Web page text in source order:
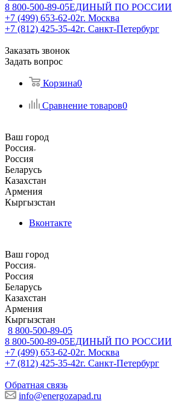
8 800-500-89-05ЕДИНЫЙ ПО РОССИИ
+7 (499) 653-62-02г. Москва
+7 (812) 425-35-42г. Санкт-Петербург
Заказать звонок
Задать вопрос
Корзина0
Сравнение товаров0
Ваш город
Россия
Россия
Беларусь
Казахстан
Армения
Кыргызстан
Вконтакте
Ваш город
Россия
Россия
Беларусь
Казахстан
Армения
Кыргызстан
8 800-500-89-05
8 800-500-89-05ЕДИНЫЙ ПО РОССИИ
+7 (499) 653-62-02г. Москва
+7 (812) 425-35-42г. Санкт-Петербург
Обратная связь
info@energozapad.ru